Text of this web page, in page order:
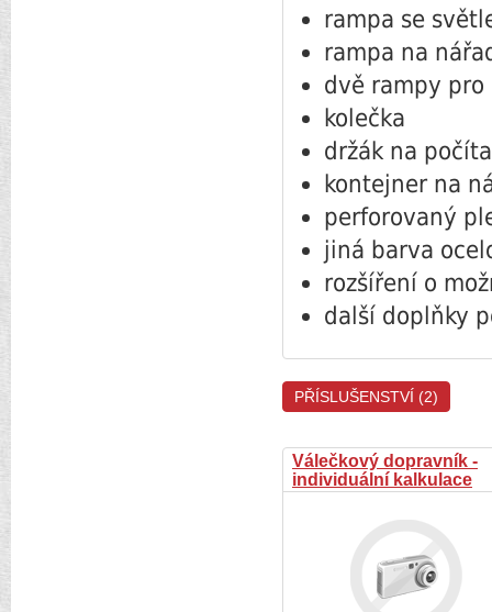
rampa se
rampa na
dvě rampy
kolečka
držák na
kontejner na
perforovaný
jiná barva
rozšíření o
další doplňky
PŘÍSLUŠENSTVÍ (2)
Válečkový dopravník -
individuální kalkulace